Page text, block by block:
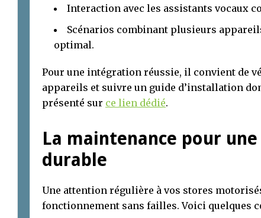
Interaction avec les assistants vocaux
Scénarios combinant plusieurs
optimal.
Pour une intégration réussie, il convient de
appareils et suivre un guide d’installation
présenté sur ce lien dédié.
La maintenance pour
durable
Une attention régulière à vos stores
fonctionnement sans failles. Voici quelques